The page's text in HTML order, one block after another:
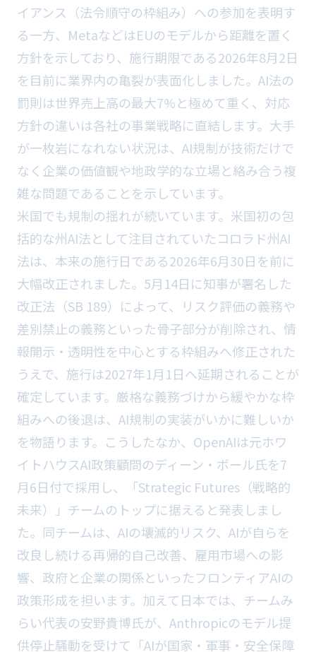
イアンス（法令順守の枠組み）への参加を表明す
る一方、MetaなどはEUのモデルから距離を置く
方針を示しており、施行期限である2026年8月2日
を目前に業界内の亀裂が表面化しました。AI法の
罰則は世界売上高の最大7%と極めて重く、対応
方針の違いは各社の事業戦略に直結します。大手
が一枚岩になれない状況は、AI規制が技術だけで
なく企業の価値観や地政学的な立場と絡み合う複
雑な問題であることを示しています。
米国でも規制の揺れが続いています。米国初の包
括的な州AI法として注目されていたコロラド州AI
法は、本来の施行日である2026年6月30日を前に
大幅改正されました。5月14日に知事が署名した
改正法（SB 189）によって、リスク評価の義務や
差別禁止の義務といった骨子部分が削除され、情
報開示・透明性を中心とする枠組みへ修正された
うえで、施行は2027年1月1日へ延期されることが
確定しています。厳格な義務づけから緩やかな枠
組みへの後退は、AI規制の実装がいかに難しいか
を物語ります。こうしたなか、OpenAIは元ホワ
イトハウスAI政策顧問のディーン・ボール氏を7
月6日付で採用し、「Strategic Futures（戦略的
未来）」チームのトップに据えると発表しまし
た。同チームは、AIの壊滅的リスク、AIが自らを
改良し続ける再帰的自己改善、雇用市場への影
響、政府と企業の関係といったフロンティアAIの
政策形成を担います。加えて日本では、チームみ
らい代表の安野貴博氏が、Anthropicのモデル提
供停止騒動を受けて「AIが国家・軍事・安全保障